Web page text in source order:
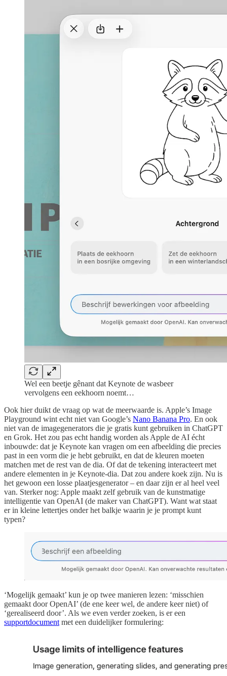
Wel een beetje gênant dat Keynote de wasbeer
vervolgens een eekhoorn noemt…
Ook hier duikt de vraag op wat de meerwaarde is. Apple’s Image
Playground wint echt niet van Google’s Nano Banana Pro. En ook
niet van de imagegenerators die je gratis kunt gebruiken in ChatGPT
en Grok. Het zou pas echt handig worden als Apple de AI écht
inbouwde: dat je Keynote kan vragen om een afbeelding die precies
past in een vorm die je hebt gebruikt, en dat de kleuren moeten
matchen met de rest van de dia. Of dat de tekening interacteert met
andere elementen in je Keynote-dia. Dat zou andere koek zijn. Nu is
het gewoon een losse plaatjesgenerator – en daar zijn er al heel veel
van. Sterker nog: Apple maakt zelf gebruik van de kunstmatige
intelligentie van OpenAI (de maker van ChatGPT). Want wat staat
er in kleine lettertjes onder het balkje waarin je je prompt kunt
typen?
‘Mogelijk gemaakt’ kun je op twee manieren lezen: ‘misschien
gemaakt door OpenAI’ (de ene keer wel, de andere keer niet) of
‘gerealiseerd door’. Als we even verder zoeken, is er een
supportdocument met een duidelijker formulering: